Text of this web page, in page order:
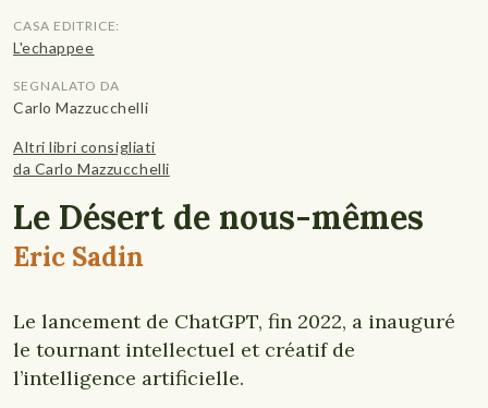
CASA EDITRICE:
L'echappee
SEGNALATO DA
Carlo Mazzucchelli
Altri libri consigliati
da Carlo Mazzucchelli
Le Désert de nous-mêmes
Eric Sadin
Le lancement de ChatGPT, fin 2022, a inauguré
le tournant intellectuel et créatif de
l’intelligence artificielle.